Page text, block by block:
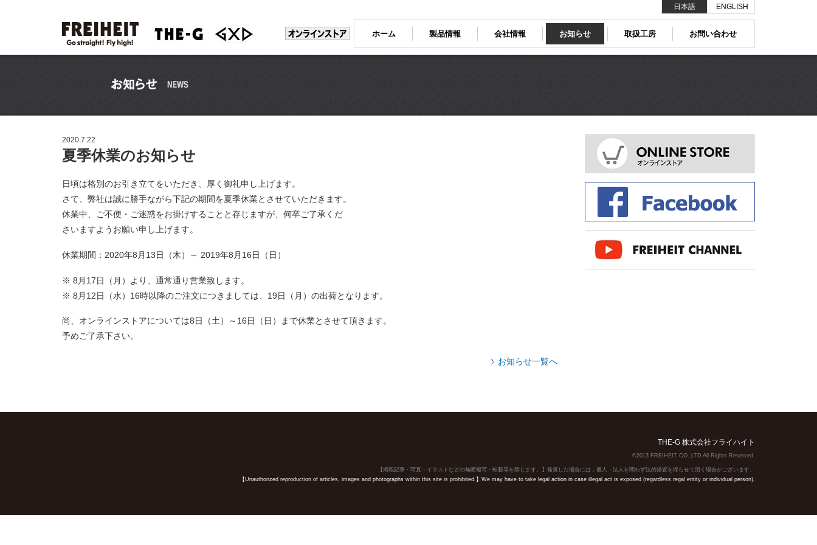
ホーム 製品情報 会社情報 お知らせ 取扱工房 お問い合わせ
日本語 ENGLISH
2020.7.22
夏季休業のお知らせ
日頃は格別のお引き立てをいただき、厚く御礼申し上げます。
さて、弊社は誠に勝手ながら下記の期間を夏季休業とさせていただきます。
休業中、ご不便・ご迷惑をお掛けすることと存じますが、何卒ご了承くだ
さいますようお願い申し上げます。
休業期間：2020年8月13日（木）～ 2019年8月16日（日）
※ 8月17日（月）より、通常通り営業致します。
※ 8月12日（水）16時以降のご注文につきましては、19日（月）の出荷となります。
尚、オンラインストアについては8日（土）～16日（日）まで休業とさせて頂きます。
予めご了承下さい。
お知らせ一覧へ
THE-G 株式会社フライハイト
©2013 FREIHEIT CO.,LTD All Rights Reserved.
【掲載記事・写真・イラストなどの無断複写・転載等を禁じます。】発覚した場合には，個人・法人を問わず法的措置を採らせて頂く場合がございます。
【Unauthorized reproduction of articles, images and photographs within this site is prohibited.】We may have to take legal action in case illegal act is exposed (regardless regal entity or individual person).